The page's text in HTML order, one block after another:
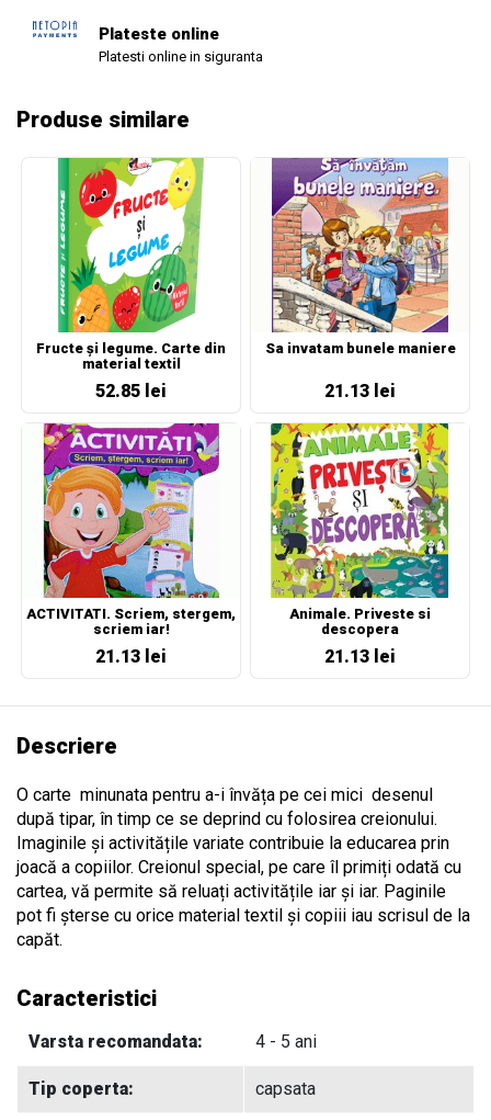
Plateste online
Platesti online in siguranta
Produse similare
Fructe și legume. Carte din
material textil
52.85 lei
Sa invatam bunele maniere
21.13 lei
ACTIVITATI. Scriem, stergem,
scriem iar!
21.13 lei
Animale. Priveste si
descopera
21.13 lei
Descriere
O carte minunata pentru a-i învăța pe cei mici desenul
după tipar, în timp ce se deprind cu folosirea creionului.
Imaginile și activitățile variate contribuie la educarea prin
joacă a copiilor. Creionul special, pe care îl primiți odată cu
cartea, vă permite să reluați activitățile iar și iar. Paginile
pot fi șterse cu orice material textil și copiii iau scrisul de la
capăt.
Caracteristici
Varsta recomandata: 4 - 5 ani
Tip coperta: capsata